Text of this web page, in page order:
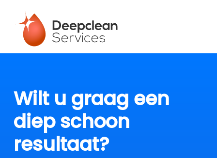
Wilt u graag een
diep schoon
resultaat?